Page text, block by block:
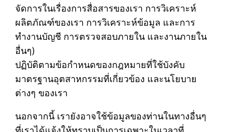
จัดการในเรื่องการสื่อสารของเรา การวิเคราะห์
ผลิตภัณฑ์ของเรา การวิเคราะห์ข้อมูล และการ
ทำงานบัญชี การตรวจสอบภายใน และงานภายใน
อื่นๆ)
ปฏิบัติตามข้อกำหนดของกฎหมายที่ใช้บังคับ
มาตรฐานอุตสาหกรรมที่เกี่ยวข้อง และนโยบาย
ต่างๆ ของเรา
นอกจากนี้ เรายังอาจใช้ข้อมูลของท่านในทางอื่นๆ